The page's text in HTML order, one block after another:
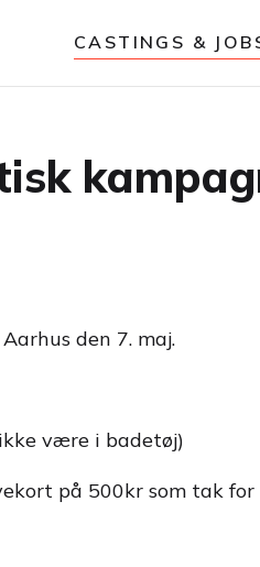
CASTINGS &
den 7. maj.
være i badetøj)
på 500kr som tak